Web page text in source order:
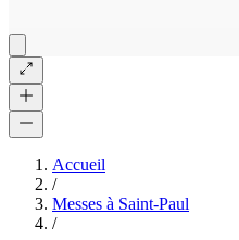
Accueil
/
Messes à Saint-Paul
/